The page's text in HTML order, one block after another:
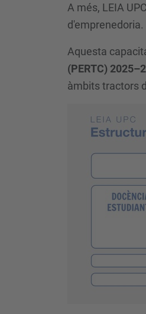
A més, LEIA
d'emprenedoria.
Aquesta
(PERTC)
àmbits tractors